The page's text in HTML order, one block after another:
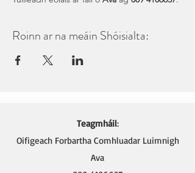
Roinn ar na meáin Shóisialta:
Teagmháil:
Oifigeach Forbartha Comhluadar Luimnigh
Ava